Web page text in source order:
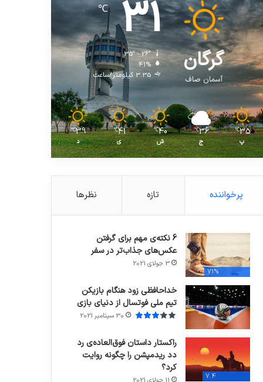
گرگان
آسمان صاف
31
℃
35º - 26º
41%
3.35 کیلومتر/ساعت
35
℃
پ
36
℃
ج
40
℃
ش
41
℃
ی
39
℃
د
پرخواننده تازه نظرها
71%
6 نکته‌ی مهم برای گرفتن
عکس‌های جذاب‌تر در سفر
3 جولای 2021
خداحافظی زود هنگام بازیکن
تیم ملی فوتسال از دنیای بازی
30 سپتامبر 2021
7.4
راکستار داستان فوق‌العاده‌ی رد
دد ریدمپشن را چگونه روایت
کرد؟